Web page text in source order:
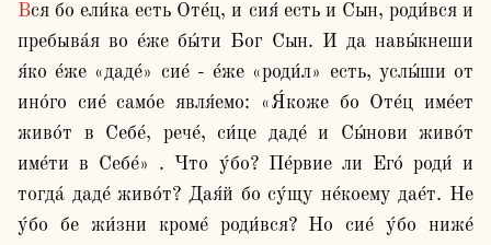
Вся бо ели́ка есть Оте́ц, и сия́ есть и Сын, роди́вся и
пребыва́я во е́же бы́ти Бог Сын. И да навы́кнеши
я́ко е́же «даде́» сие́ - е́же «роди́л» есть, услы́ши от
ино́го сие́ само́е явля́емо: «Я́коже бо Оте́ц име́ет
живо́т в Себе́, рече́, си́це даде́ и Сы́нови живо́т
име́ти в Себе́» . Что у́бо? Пе́рвие ли Его́ роди́ и
тогда́ даде́ живо́т? Дая́й бо су́щу не́коему дае́т. Не
у́бо бе жи́зни кроме́ роди́вся? Но сие́ у́бо ниже́